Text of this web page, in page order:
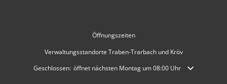
Öffnungszeiten
Verwaltungsstandorte Traben-Trarbach und Kröv
Klicken, um weitere Öffnungs- oder Schließzeiten auszublenden
Geschlossen: öffnet nächsten Montag um 08:00 Uhr